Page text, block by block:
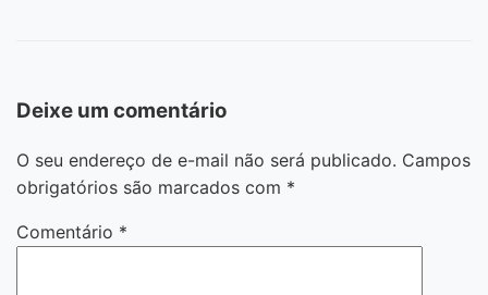
Deixe um comentário
O seu endereço de e-mail não será publicado. Campos
obrigatórios são marcados com *
Comentário *